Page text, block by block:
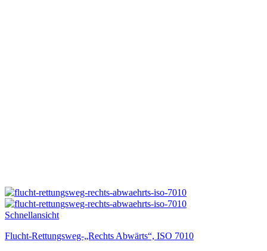
Schnellansicht
Flucht-Rettungsweg-„Rechts Abwärts“, ISO 7010